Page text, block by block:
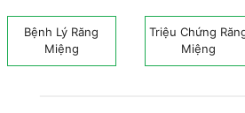
Bệnh Lý Răng
Miệng
Triệu Chứng
Miệng